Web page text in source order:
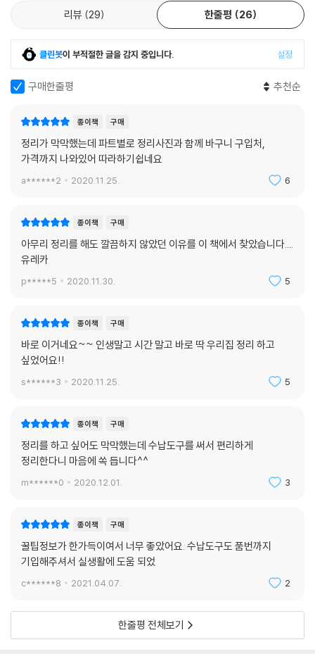
리뷰 29 한줄평 26
클린봇이 부적절한 글을 감지 중입니다. 설정
구매한줄평 추천순
종이책 구매
정리가 막막했는데 파트별로 정리사진과 함께 바구니 구입처,
가격까지 나와있어 따라하기쉽네요
a******2 2020.11.25. 6
종이책 구매
아무리 정리를 해도 깔끔하지 않았던 이유를 이 책에서 찾았습니다....
유레카
p*****5 2020.11.30. 5
종이책 구매
바로 이거네요~~ 인생말고 시간 말고 바로 딱 우리집 정리 하고
싶었어요!!
s******3 2020.11.25. 5
종이책 구매
정리를 하고 싶어도 막막했는데 수납도구를 써서 편리하게
정리한다니 마음에 쏙 듭니다^^
m******0 2020.12.01. 3
종이책 구매
꿀팁정보가 한가득이여서 너무 좋았어요. 수납도구도 품번까지
기입해주셔서 실생활에 도움 되었
c******8 2021.04.07. 2
한줄평 전체보기